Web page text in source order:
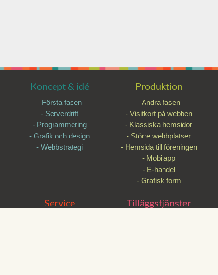
Koncept & idé
- Första fasen
- Serverdrift
- Programmering
- Grafik och design
- Andra fasen
- Visitkort på webben
- Klassiska hemsidor
- Större webbplatser
- Hemsida till föreningen
- Mobilapp
- E-handel
Service Tilläggstjänster